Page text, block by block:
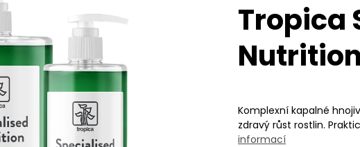
Tropica
Nutrition
Komplexní kapalné
zdravý růst rostlin.
informací